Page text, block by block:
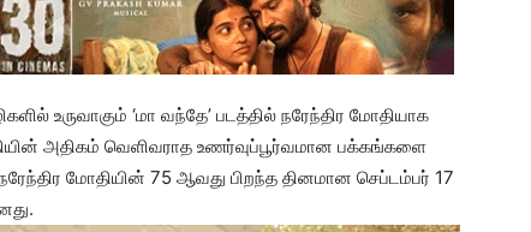
உருவாகும் ‘மா வந்தே’ படத்தில் நரேந்திர மோதியாக
அதிகம் வெளிவராத உணர்வுப்பூர்வமான பக்கங்களை
மோதியின் 75 ஆவது பிறந்த தினமான செப்டம்பர் 17